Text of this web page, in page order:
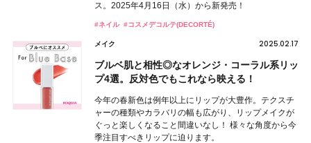
ス。2025年4月16日（水）から新発売！
#ネイル #コスメデコルテ(DECORTÉ)
メイク 2025.02.17
ブルベ肌と相性◎なオレンジ・コーラル系リッ
プ4選。反対色でもこれなら映える！
今年の春新色は例年以上にリップが大豊作。テクスチ
ャーの種類やカラバリの幅も広がり、リップメイクが
ぐっと楽しくなること間違いなし！ 様々な角度から今
季注目すべきリップに迫ります。